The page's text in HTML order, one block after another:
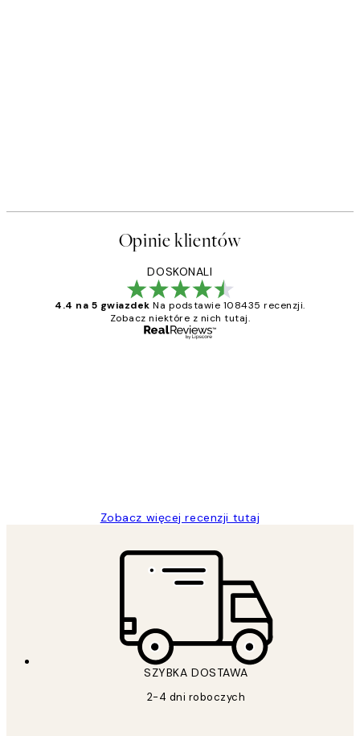
Opinie klientów
DOSKONALI
4.4 na 5 gwiazdek Na podstawie 108435 recenzji.
Zobacz niektóre z nich tutaj.
Zobacz więcej recenzji tutaj
SZYBKA DOSTAWA
2-4 dni roboczych